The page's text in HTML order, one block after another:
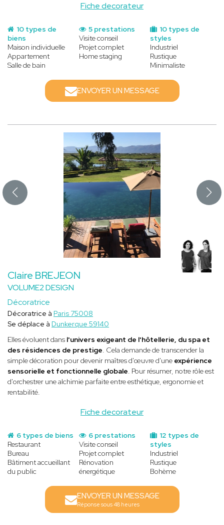
Fiche decorateur
10 types de
biens
Maison individuelle
Appartement
Salle de bain
10 types de
styles
Industriel
Rustique
Minimaliste
5 prestations
Visite conseil
Projet complet
Home staging
ENVOYER UN MESSAGE
Claire BREJEON
VOLUME2 DESIGN
Décoratrice
Fiche decorateur
Décoratrice à Paris 75008
Se déplace à Dunkerque 59140
Elles évoluent dans l'univers exigeant de l'hôtellerie, du spa et
des résidences de prestige. Cela demande de transcender la
simple décoration pour devenir maîtres d'œuvre d'une expérience
sensorielle et fonctionnelle globale. Pour résumer, notre rôle est
d'orchestrer une alchimie parfaite entre esthétique, ergonomie et
rentabilité.
6 types de biens
Restaurant
Bureau
Bâtiment accueillant
du public
12 types de
styles
Industriel
Rustique
Bohème
6 prestations
Visite conseil
Projet complet
Rénovation
énergétique
ENVOYER UN MESSAGE
Réponse sous 48 heures